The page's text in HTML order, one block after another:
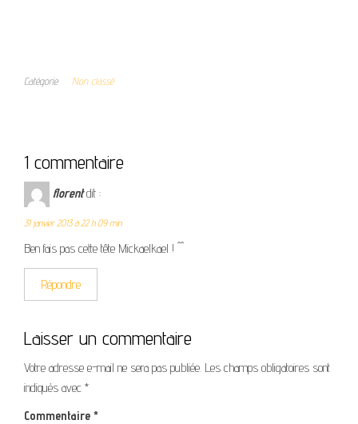
Catégorie Non classé
1 commentaire
florent dit :
31 janvier 2013 à 22 h 09 min
Ben fais pas cette tête Mickaelkael ! ^^
Répondre
Laisser un commentaire
Votre adresse e-mail ne sera pas publiée. Les champs obligatoires sont
indiqués avec *
Commentaire *